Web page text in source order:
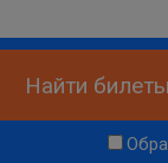
Найти билеты